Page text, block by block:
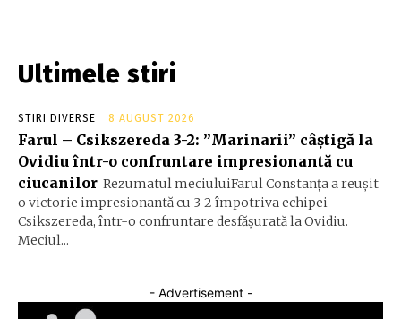
Ultimele stiri
STIRI DIVERSE 8 AUGUST 2026
Farul – Csikszereda 3-2: ”Marinarii” câștigă la
Ovidiu într-o confruntare impresionantă cu
ciucanilor Rezumatul meciuluiFarul Constanța a reușit
o victorie impresionantă cu 3-2 împotriva echipei
Csikszereda, într-o confruntare desfășurată la Ovidiu.
Meciul...
- Advertisement -